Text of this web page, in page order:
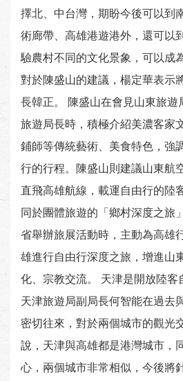
擇北、中台灣，期盼今後可以到
術廊帶、高雄港遊港外，還可以
驗農村不同的文化景象，可以成
對於陳盛山的建議，楊定華表示
長韓正。 陳盛山在會見山東旅
旅遊局長時，積極介紹美濃客家
鋪師等傳統藝術、美食特色，強
行的行程。陳盛山則建議山東航
直飛高雄航線，載運自由行的陸
同於團體旅遊的「鄉村深度之旅
省舉辦旅展活動時，主動為高雄
雄進行自由行深度之旅，增進山
化、宗教交流。 天津是開放陸客
天津旅遊局副局長何智能在過去
密切往來，對於兩個城市的觀光
說，天津與高雄都是港灣城市，
心，兩個城市非常相似，今後將